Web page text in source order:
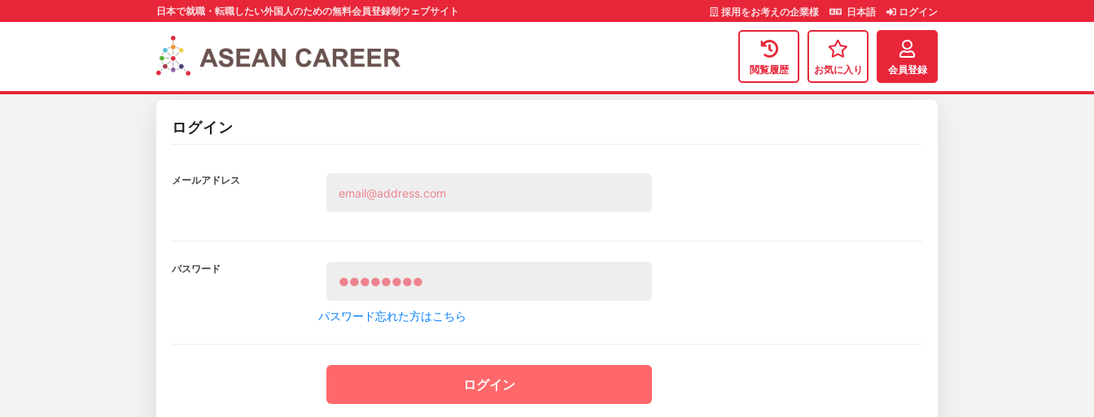
採用をお考えの企業様 日本語 ログイン
日本で就職・転職したい外国人のための無料会員登録制ウェブサイト
閲覧履歴 お気に入り 会員登録
ログイン
メールアドレス
パスワード
パスワード忘れた方はこちら